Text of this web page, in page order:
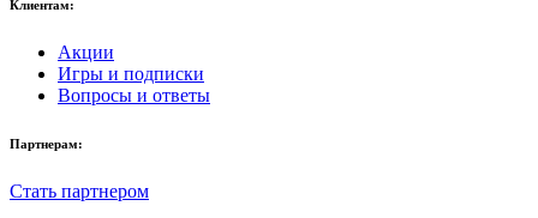
Клиентам:
Акции
Игры и подписки
Вопросы и ответы
Партнерам:
Стать партнером